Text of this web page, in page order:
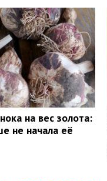
на вес золота:
не начала её